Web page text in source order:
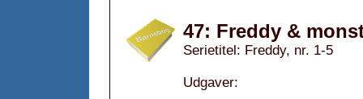
47: Freddy &
Serietitel: Freddy, nr. 1-5
Udgaver: